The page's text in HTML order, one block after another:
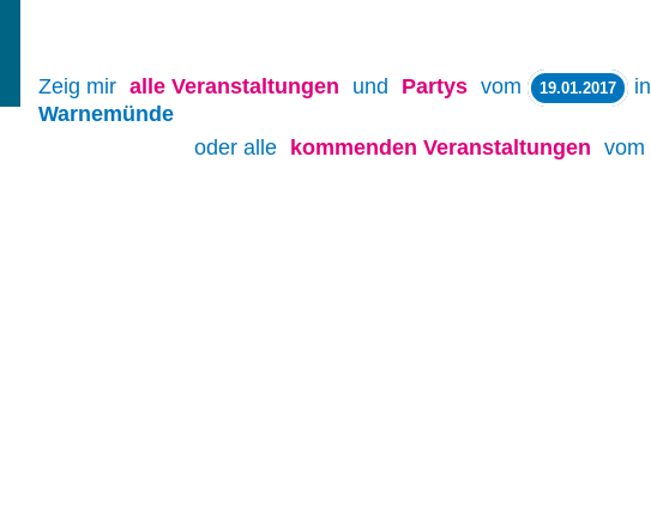
Zeig mir alle Veranstaltungen und Partys vom 19.01.2017 in
Warnemünde
oder alle
kommenden Veranstaltungen vom